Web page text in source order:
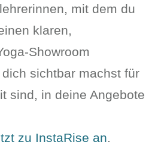
mit dem du
klaren,
Showroom
sichtbar machst für
sind, in deine Angebote
zu InstaRise an.